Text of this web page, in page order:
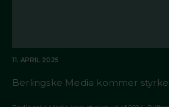
11. APRIL 2025
Berlingske Media kommer